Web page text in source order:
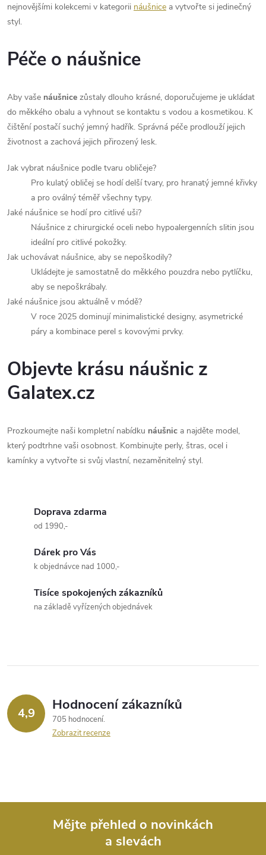
nejnovějšími kolekcemi v kategorii náušnice a vytvořte si jedinečný
styl.
Péče o náušnice
Aby vaše náušnice zůstaly dlouho krásné, doporučujeme je ukládat
do měkkého obalu a vyhnout se kontaktu s vodou a kosmetikou. K
čištění postačí suchý jemný hadřík. Správná péče prodlouží jejich
životnost a zachová jejich přirozený lesk.
Jak vybrat náušnice podle tvaru obličeje?
Pro kulatý obličej se hodí delší tvary, pro hranatý jemné křivky
a pro oválný téměř všechny typy.
Jaké náušnice se hodí pro citlivé uši?
Náušnice z chirurgické oceli nebo hypoalergenních slitin jsou
ideální pro citlivé pokožky.
Jak uchovávat náušnice, aby se nepoškodily?
Ukládejte je samostatně do měkkého pouzdra nebo pytlíčku,
aby se nepoškrábaly.
Jaké náušnice jsou aktuálně v módě?
V roce 2025 dominují minimalistické designy, asymetrické
páry a kombinace perel s kovovými prvky.
Objevte krásu náušnic z
Galatex.cz
Prozkoumejte naši kompletní nabídku náušnic a najděte model,
který podtrhne vaši osobnost. Kombinujte perly, štras, ocel i
kamínky a vytvořte si svůj vlastní, nezaměnitelný styl.
Doprava zdarma
od 1990,-
Dárek pro Vás
k objednávce nad 1000,-
Tisíce spokojených zákazníků
na základě vyřízených objednávek
4,9 Hodnocení zákazníků
705 hodnocení
Zobrazit recenze
Mějte přehled o novinkách
a slevách